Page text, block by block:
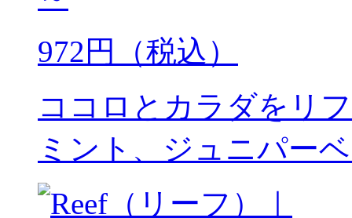
972円（税込）
ココロとカラダをリ
ミント、ジュニパー